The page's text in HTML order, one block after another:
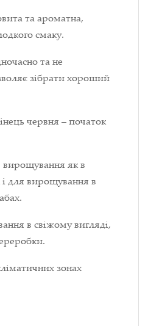
та ароматна,
смаку.
та не
зібрати хороший
червня – початок
як в
для вирощування в
в свіжому вигляді,
зонах